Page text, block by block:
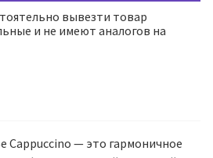
вывезти товар
и не имеют аналогов на
Cappuccino — это гармоничное